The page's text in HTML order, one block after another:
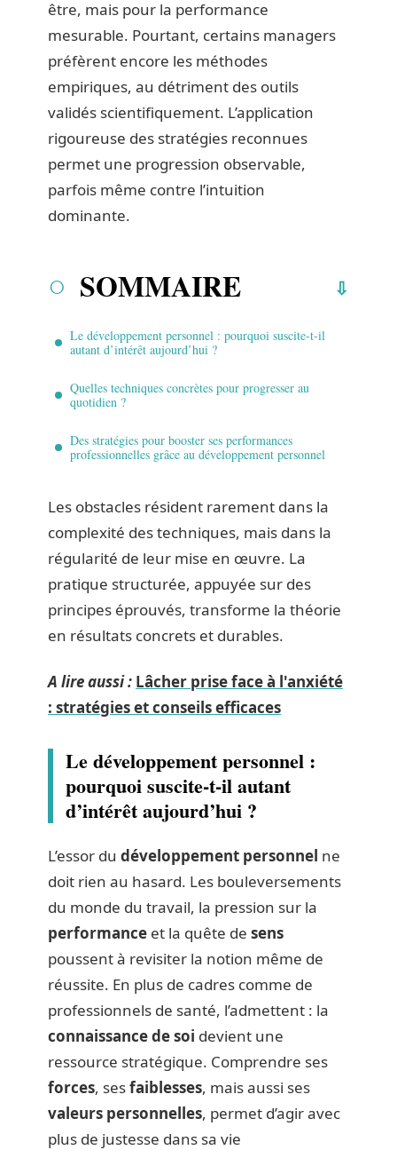
être, mais pour la performance
mesurable. Pourtant, certains managers
préfèrent encore les méthodes
empiriques, au détriment des outils
validés scientifiquement. L’application
rigoureuse des stratégies reconnues
permet une progression observable,
parfois même contre l’intuition
dominante.
SOMMAIRE
Le développement personnel : pourquoi suscite-t-il
autant d’intérêt aujourd’hui ?
Quelles techniques concrètes pour progresser au
quotidien ?
Des stratégies pour booster ses performances
professionnelles grâce au développement personnel
Les obstacles résident rarement dans la
complexité des techniques, mais dans la
régularité de leur mise en œuvre. La
pratique structurée, appuyée sur des
principes éprouvés, transforme la théorie
en résultats concrets et durables.
A lire aussi : Lâcher prise face à l'anxiété
: stratégies et conseils efficaces
Le développement personnel :
pourquoi suscite-t-il autant
d’intérêt aujourd’hui ?
L’essor du développement personnel ne
doit rien au hasard. Les bouleversements
du monde du travail, la pression sur la
performance et la quête de sens
poussent à revisiter la notion même de
réussite. En plus de cadres comme de
professionnels de santé, l’admettent : la
connaissance de soi devient une
ressource stratégique. Comprendre ses
forces, sesfaiblesses, mais aussi ses
valeurs personnelles, permet d’agir avec
plus de justesse dans sa vie